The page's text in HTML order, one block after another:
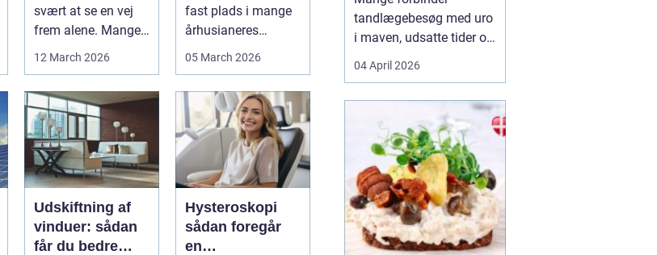
svært at se en vej
frem alene. Mange i
Kolding og omegn
12 March 2026
fast plads i mange
århusianeres
hverdag. Flere
05 March 2026
Udskiftning af
vinduer: sådan
får du bedre
Hysteroskopi
sådan foregår
en
tandlægebesøg med uro
i maven, udsatte tider og
uoverskuelige priser.
Samtidig ved de fleste
mund er for både
helbred og velvære. Når
dusøger efter tandlæge
vanløs...
04 April 2026